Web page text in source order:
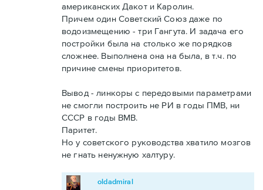
американских Дакот и Каролин.
Причем один Советский Союз даже по
водоизмещению - три Гангута. И задача его
постройки была на столько же порядков
сложнее. Выполнена она на была, в т.ч. по
причине смены приоритетов.
Вывод - линкоры с передовыми параметрами
не смогли построить не РИ в годы ПМВ, ни
СССР в годы ВМВ.
Паритет.
Но у советского руководства хватило мозгов
не гнать ненужную халтуру.
oldadmiral